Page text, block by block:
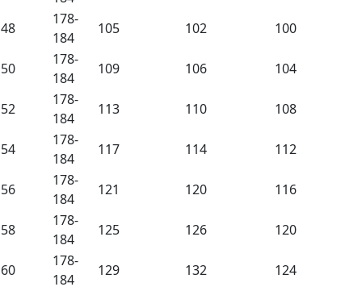
48
178-
184
105 102 100
50
178-
184
109 106 104
52
178-
184
113 110 108
54
178-
184
117 114 112
56
178-
184
121 120 116
58
178-
184
125 126 120
60
178-
184
129 132 124